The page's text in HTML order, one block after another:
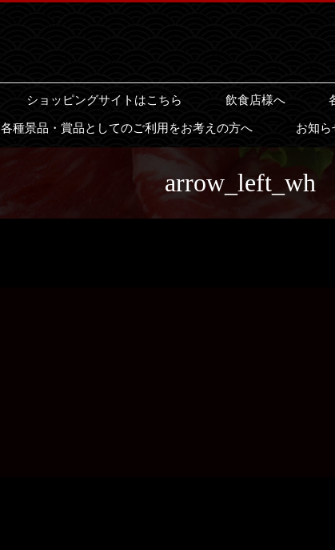
ショッピングサイトはこちら 飲食店様へ
各種景品・賞品としてのご利用をお考えの方へ お知ら
arrow_left_wh